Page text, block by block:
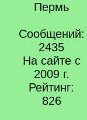
Пермь
Сообщений:
2435
На сайте с
2009 г.
Рейтинг:
826